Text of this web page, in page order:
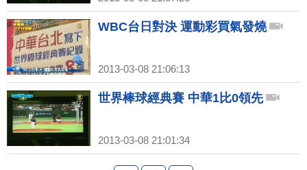
WBC台日對決 運動彩買氣發燒
2013-03-08 21:06:13
世界棒球經典賽 中華1比0領先
2013-03-08 21:01:34